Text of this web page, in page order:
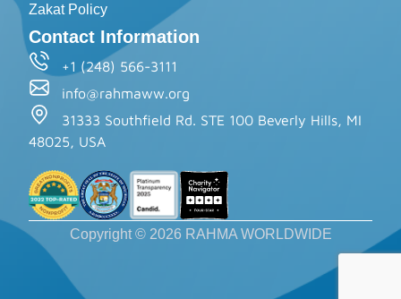
Zakat Policy
Contact Information
+1 (248) 566-3111
info@rahmaww.org
31333 Southfield Rd. STE 100 Beverly Hills, MI
48025, USA
Copyright © 2026 RAHMA WORLDWIDE